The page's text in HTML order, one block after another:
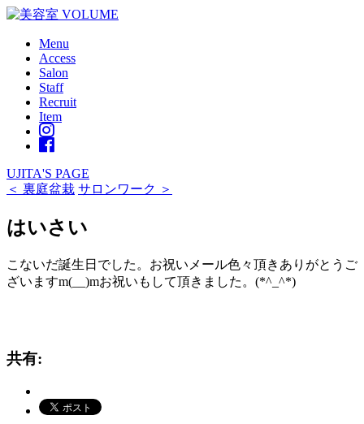
Menu
Access
Salon
Staff
Recruit
Item
UJITA'S PAGE
＜ 裏庭盆栽 サロンワーク ＞
はいさい
こないだ誕生日でした。お祝いメール色々頂きありがとうご
ざいますm(__)mお祝いもして頂きました。(*^_^*)
共有: